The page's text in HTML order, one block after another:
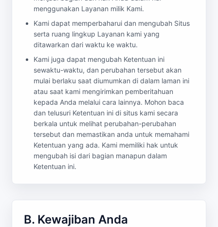
menggunakan Layanan milik Kami.
Kami dapat memperbaharui dan mengubah Situs
serta ruang lingkup Layanan kami yang
ditawarkan dari waktu ke waktu.
Kami juga dapat mengubah Ketentuan ini
sewaktu-waktu, dan perubahan tersebut akan
mulai berlaku saat diumumkan di dalam laman ini
atau saat kami mengirimkan pemberitahuan
kepada Anda melalui cara lainnya. Mohon baca
dan telusuri Ketentuan ini di situs kami secara
berkala untuk melihat perubahan-perubahan
tersebut dan memastikan anda untuk memahami
Ketentuan yang ada. Kami memiliki hak untuk
mengubah isi dari bagian manapun dalam
Ketentuan ini.
B. Kewajiban Anda